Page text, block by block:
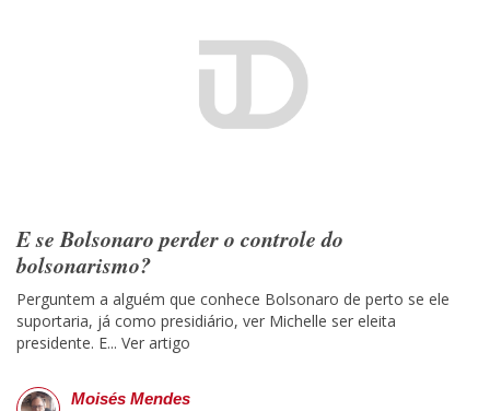
E se Bolsonaro perder o controle do
bolsonarismo?
Perguntem a alguém que conhece Bolsonaro de perto se ele
suportaria, já como presidiário, ver Michelle ser eleita
presidente. E... Ver artigo
Moisés Mendes